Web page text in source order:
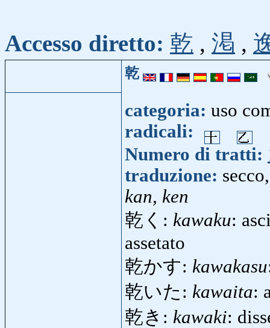
Accesso diretto: 乾 , 渇 ,
乾
categoria: uso
radicali:
Numero di tratti:
traduzione:
kan, ken
乾く: kawaku:
assetato
乾かす: kawakasu
乾いた: kawaita:
乾き: kawaki: